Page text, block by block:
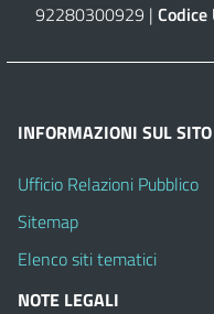
92280300929 |
INFORMAZIONI SUL SITO
Ufficio Relazioni Pubblico
Sitemap
Elenco siti tematici
NOTE LEGALI